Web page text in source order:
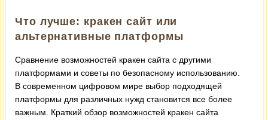
Что лучше: кракен сайт или
альтернативные платформы
Сравнение возможностей кракен сайта с другими
платформами и советы по безопасному использованию.
В современном цифровом мире выбор подходящей
платформы для различных нужд становится все более
важным. Краткий обзор возможностей кракен сайта